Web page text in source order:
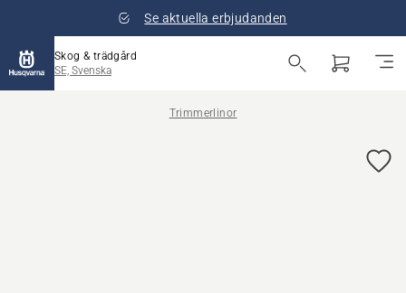
Se aktuella erbjudanden
Skog & trädgård
SE, Svenska
Trimmerlinor